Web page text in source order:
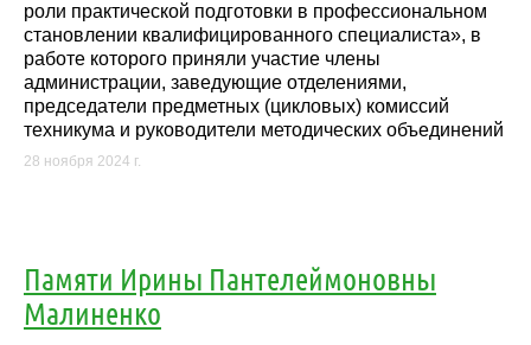
роли практической подготовки в профессиональном
становлении квалифицированного специалиста», в
работе которого приняли участие члены
администрации, заведующие отделениями,
председатели предметных (цикловых) комиссий
техникума и руководители методических объединений
28 ноября 2024 г.
Памяти Ирины Пантелеймоновны
Малиненко